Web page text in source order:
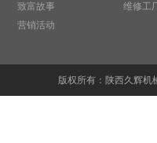
致富故事
营销活动
维修工
版权所有：陕西久辉